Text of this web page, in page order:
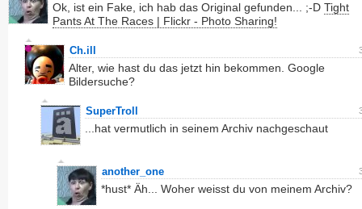
Ok, ist ein Fake, ich hab das Original gefunden... ;-D Tight
Pants At The Races | Flickr - Photo Sharing!
Ch.ill
Alter, wie hast du das jetzt hin bekommen. Google
Bildersuche?
SuperTroll
...hat vermutlich in seinem Archiv nachgeschaut
another_one
*hust* Äh... Woher weisst du von meinem Archiv?